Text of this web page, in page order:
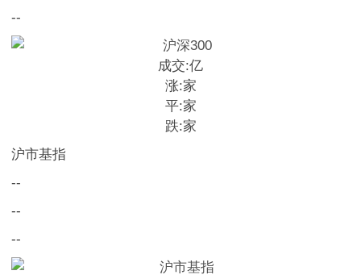
--
成交:亿
涨:家
平:家
跌:家
沪市基指
--
--
--